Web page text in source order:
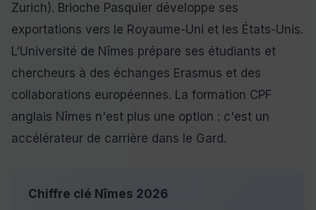
Zurich). Brioche Pasquier développe ses
exportations vers le Royaume-Uni et les États-Unis.
L'Université de Nîmes prépare ses étudiants et
chercheurs à des échanges Erasmus et des
collaborations européennes. La formation CPF
anglais Nîmes n'est plus une option : c'est un
accélérateur de carrière dans le Gard.
Chiffre clé Nîmes 2026